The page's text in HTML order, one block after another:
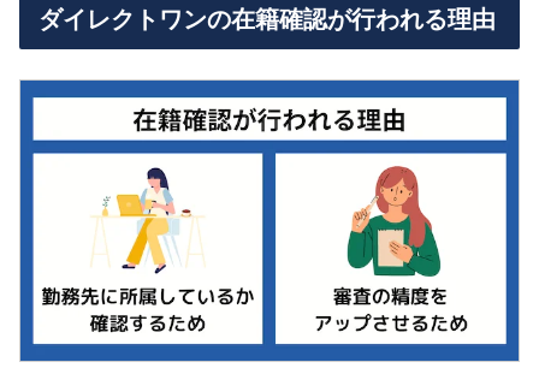
ダイレクトワンの在籍確認が行われる理由